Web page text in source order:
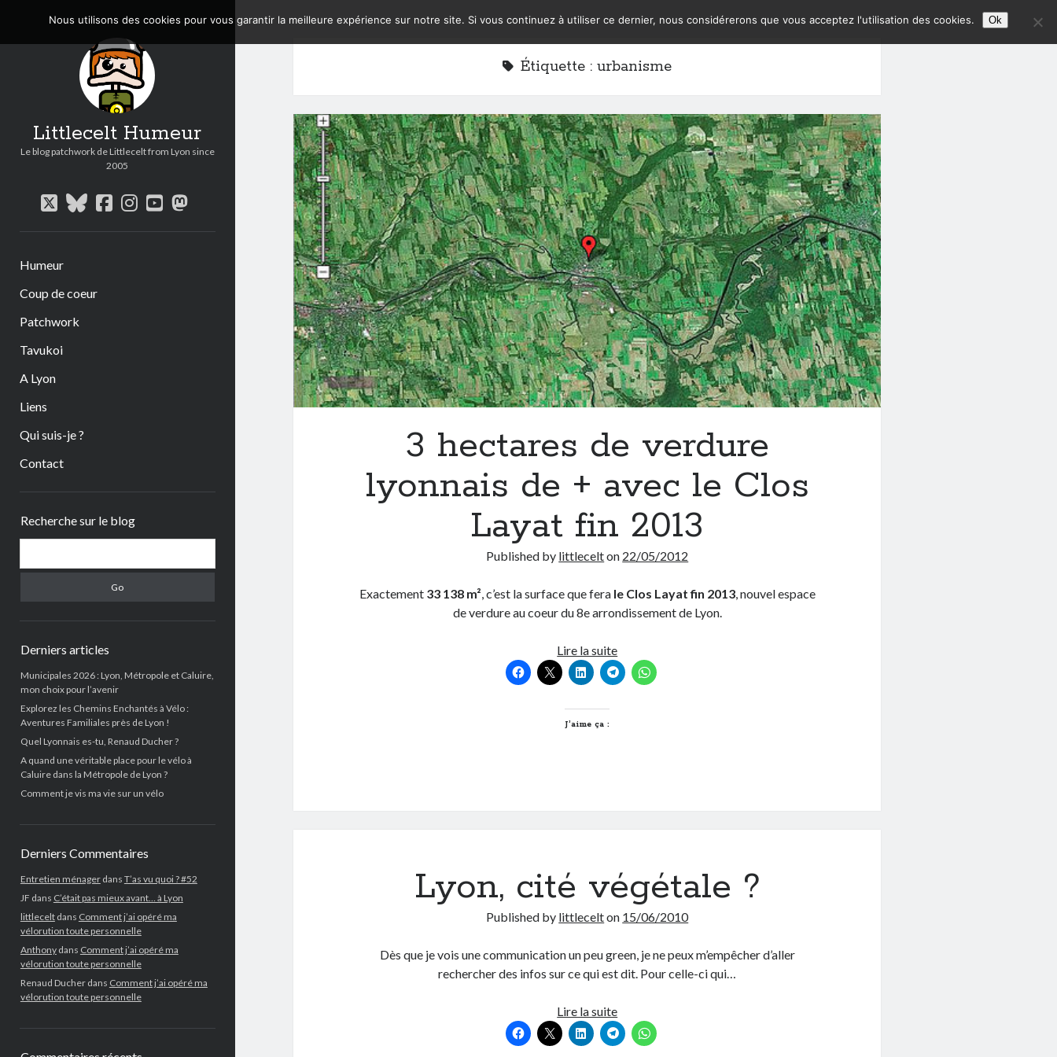
Littlecelt Humeur
Le blog patchwork de Littlecelt from Lyon since
2005
twitterbluesky
facebook
instagram
youtube
mastodon
Humeur
Coup de coeur
Patchwork
Tavukoi
A Lyon
Liens
Qui suis-je ?
Contact
Recherche sur le blog
Derniers articles
Municipales 2026 : Lyon, Métropole et Caluire,
mon choix pour l’avenir
Explorez les Chemins Enchantés à Vélo :
Aventures Familiales près de Lyon !
Quel Lyonnais es-tu, Renaud Ducher ?
A quand une véritable place pour le vélo à
Caluire dans la Métropole de Lyon ?
Comment je vis ma vie sur un vélo
Derniers Commentaires
Entretien ménagerdans T’as vu quoi ? #52
JF dans C’était pas mieux avant… à Lyon
littleceltdans Comment j’ai opéré ma
vélorution toute personnelle
Anthonydans Comment j’ai opéré ma
vélorution toute personnelle
Renaud Ducherdans Comment j’ai opéré ma
vélorution toute personnelle
Étiquette :urbanisme
3 hectares de verdure
lyonnais de + avec le Clos
Layat fin 2013
Published by littlecelton 22/05/2012
Exactement 33 138 m², c’est la surface que fera le Clos Layat fin 2013, nouvel espace
de verdure au coeur du 8e arrondissement de Lyon.
Lire la suite3
hectares
de
2013
J’aime ça :
Lyon, cité végétale ?
Published by littlecelton 15/06/2010
Dès que je vois une communication un peu green, je ne peux m’empêcher d’aller
rechercher des infos sur ce qui est dit. Pour celle-ci qui…
Lire la suiteLyon,
cité
végétale
Nous utilisons des cookies pour vous garantir la meilleure expérience sur notre site. Si vous continuez à utiliser ce dernier, nous considérerons que vous acceptez l'utilisation des cookies. Ok